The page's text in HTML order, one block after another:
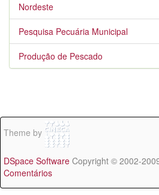
Nordeste
Pesquisa Pecuária Municipal
Produção de Pescado
Theme by
DSpace Software Copyright © 2002-
Comentários